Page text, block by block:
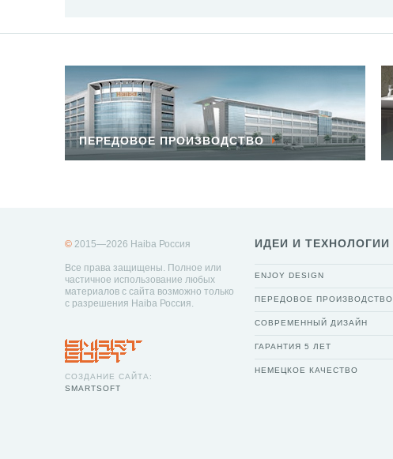
ПЕРЕДОВОЕ ПРОИЗВОДСТВО
© 2015—2026 Haiba Россия
Все права защищены. Полное или
частичное использование любых
материалов с сайта возможно только
с разрешения Haiba Россия.
СОЗДАНИЕ САЙТА:
SMARTSOFT
ИДЕИ И ТЕХНОЛОГИИ
ENJOY DESIGN
ПЕРЕДОВОЕ ПРОИЗВОДСТВО
СОВРЕМЕННЫЙ ДИЗАЙН
ГАРАНТИЯ 5 ЛЕТ
НЕМЕЦКОЕ КАЧЕСТВО